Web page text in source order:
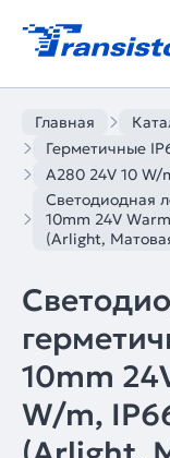
Главная
Герметичные
A280 24V 10 W/
Светодиодная
10mm 24V
(Arlight,
10mm
W/m,